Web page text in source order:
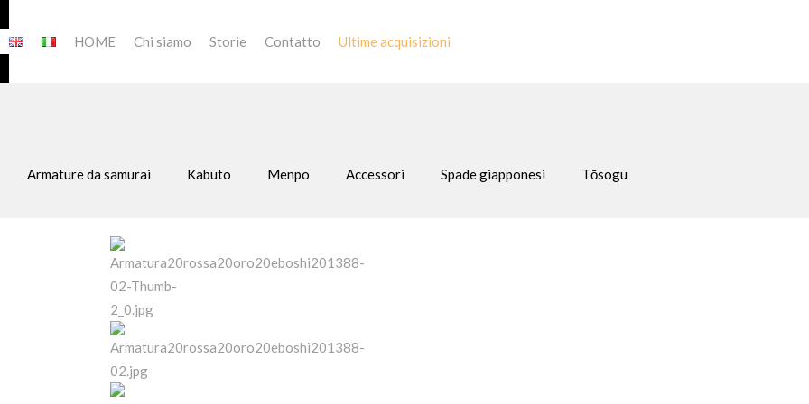
HOME Chi siamo Storie Contatto Ultime acquisizioni
Armature da samurai Kabuto Menpo Accessori Spade giapponesi Tōsogu